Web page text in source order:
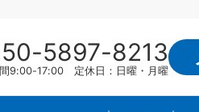
5897-8213
9:00-17:00 定休日：日曜・月曜